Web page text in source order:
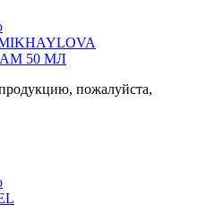
50 МЛ
пожалуйста,